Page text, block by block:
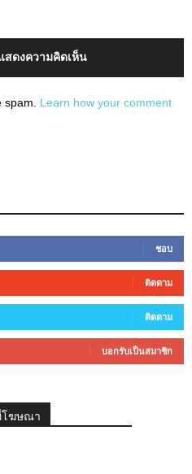
สดงความคิดเห็น
Learn how your comment
ชอบ
ติดตาม
ติดตาม
บอกรับเป็นสมาชิก
ฆษณา